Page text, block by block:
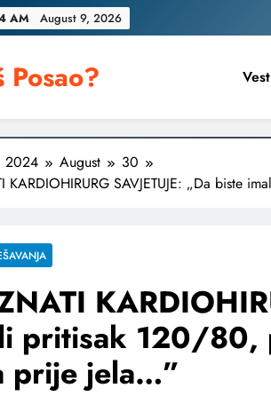
AM August 9, 2026
Posao?
2024 August
30
KARDIOHIRURG SAVJETUJE: „Da
pritisak 120/80,
prije jela…”